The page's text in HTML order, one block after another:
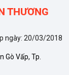
kiện, giúp
vận hành
THƯƠNG
ngày: 20/03/2018
Gò Vấp, Tp.